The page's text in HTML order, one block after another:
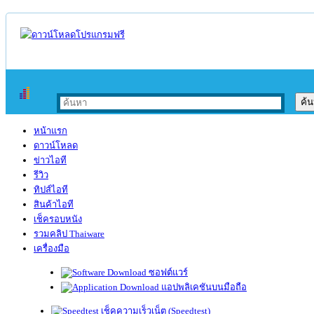
หน้าแรก
ดาวน์โหลด
ข่าวไอที
รีวิว
ทิปส์ไอที
สินค้าไอที
เช็ครอบหนัง
รวมคลิป Thaiware
เครื่องมือ
ซอฟต์แวร์
แอปพลิเคชันบนมือถือ
เช็คความเร็วเน็ต (Speedtest)